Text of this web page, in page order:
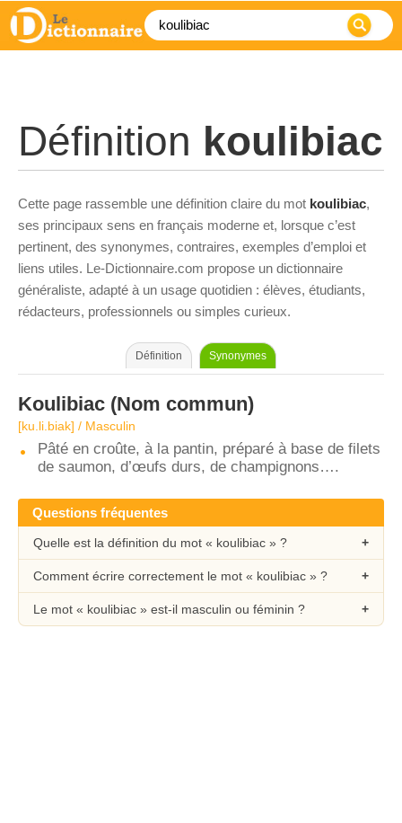
Définition koulibiac
Cette page rassemble une définition claire du mot koulibiac,
ses principaux sens en français moderne et, lorsque c’est
pertinent, des synonymes, contraires, exemples d’emploi et
liens utiles. Le-Dictionnaire.com propose un dictionnaire
généraliste, adapté à un usage quotidien : élèves, étudiants,
rédacteurs, professionnels ou simples curieux.
Définition Synonymes
Koulibiac (Nom commun)
[ku.li.biak] / Masculin
Pâté en croûte, à la pantin, préparé à base de filets
de saumon, d’œufs durs, de champignons….
Questions fréquentes
Quelle est la définition du mot « koulibiac » ?
Comment écrire correctement le mot « koulibiac » ?
Le mot « koulibiac » est-il masculin ou féminin ?